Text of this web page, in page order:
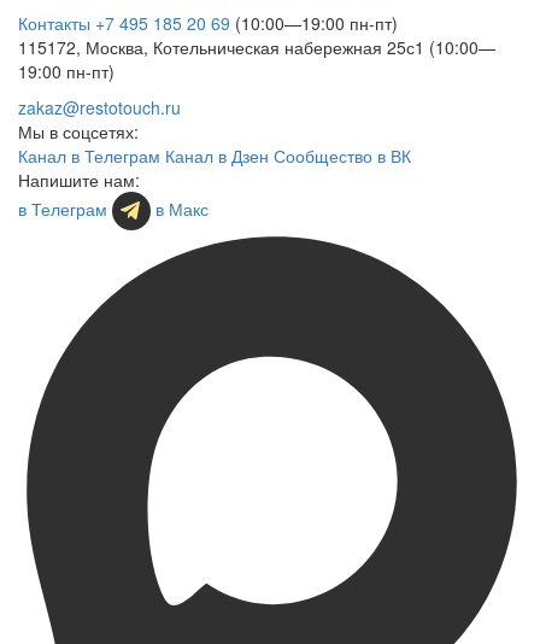
Контакты +7 495 185 20 69 (10:00—19:00 пн-пт)
115172, Москва, Котельническая набережная 25с1 (10:00—
19:00 пн-пт)
zakaz@restotouch.ru
Мы в соцсетях:
Канал в Телеграм Канал в Дзен Сообщество в ВК
Напишите нам:
в Телеграм
в Макс